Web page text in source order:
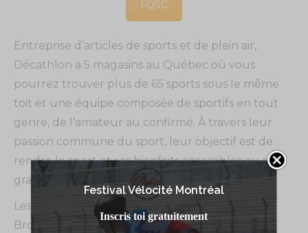
FQSC
Entreprise d’articles de sports et de plein air,
Décathlon a 5 magasins au Québec où vous
pourrez trouver plus de 65 sports sous le même
toit et une équipe composée de sportifs en tout
genre, de l’amateur au confirmé. À travers leur
passion commune du sport, leur objectif est de
rendre le sport et ses bienfaits accessibles au plus
grand nombre.
Les magasins du centre ville de Montréal et de
Brossard se sont associés avec joie au Festival
Festival Vélocité Montréal
Inscris toi gratuitement